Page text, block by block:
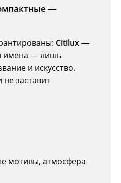
—
Citilux—
имена — лишь
и искусство.
заставит
мотивы, атмосфера